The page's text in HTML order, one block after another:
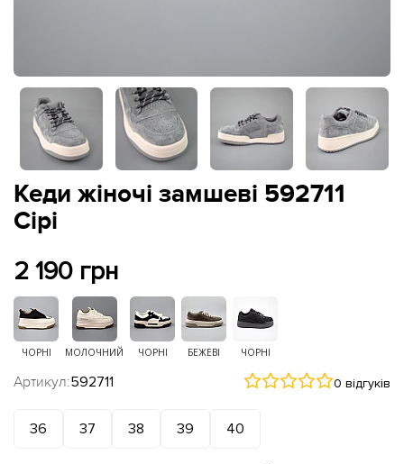
Кеди жіночі замшеві 592711
Сірі
2 190 грн
ЧОРНІ МОЛОЧНИЙ ЧОРНІ БЕЖЕВІ ЧОРНІ
Артикул:592711 0 відгуків
36 37 38 39 40